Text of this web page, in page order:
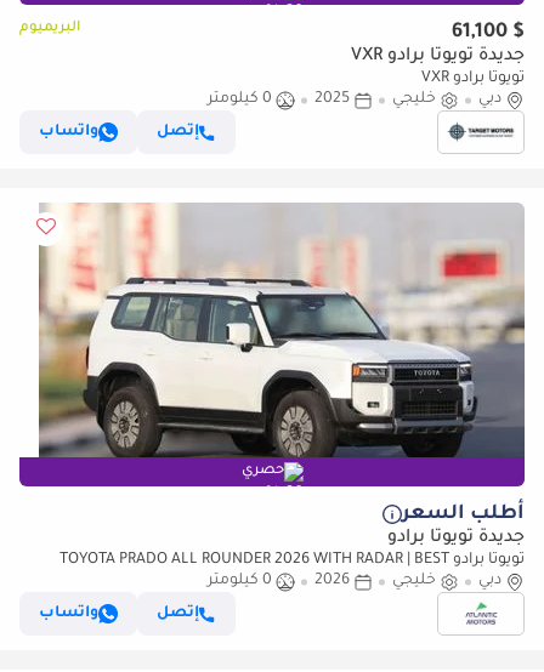
$ 61,100 البريميوم
جديدة تويوتا برادو VXR
تويوتا برادو VXR
دبي
خليجي 2025
0 كيلومتر
إتصل
واتساب
حصري
أطلب السعر
جديدة تويوتا برادو
تويوتا برادو TOYOTA PRADO ALL ROUNDER 2026 WITH RADAR | BEST
PRICE | PLEASE CONTACT
دبي خليجي 2026
0 كيلومتر
إتصل
واتساب